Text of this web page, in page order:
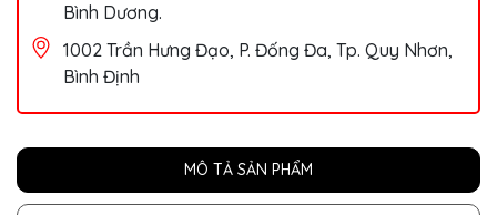
Bình Dương.
1002 Trần Hưng Đạo, P. Đống Đa, Tp. Quy Nhơn,
Bình Định
MÔ TẢ SẢN PHẨM